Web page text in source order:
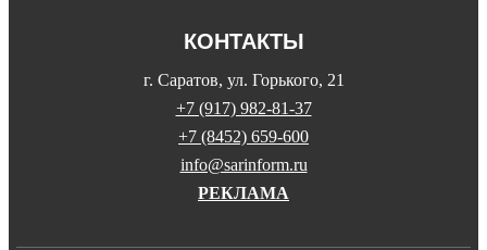
КОНТАКТЫ
г. Саратов, ул. Горького, 21
+7 (917) 982-81-37
+7 (8452) 659-600
info@sarinform.ru
РЕКЛАМА